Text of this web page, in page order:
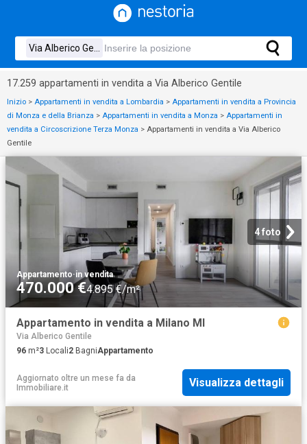
17.259 appartamenti in vendita a Via Alberico Gentile
Inizio > Appartamenti in vendita a Lombardia > Appartamenti in vendita a Provincia
di Monza e della Brianza > Appartamenti in vendita a Monza > Appartamenti in
vendita a Circoscrizione Terza Monza > Appartamenti in vendita a Via Alberico
Gentile
4 foto
Appartamento·in vendita
470.000 €4.895 €/m²
Appartamento in vendita a Milano MI
Via Alberico Gentile
96 m²3 Locali2 BagniAppartamento
Aggiornato oltre un mese fa da
Immobiliare.it
Visualizza dettagli